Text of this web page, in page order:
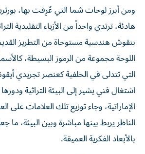
ومن أبرز لوحات شما التي عُرِفت بها،
هادئة، ترتدي واحداً من الأزياء التقليدية
بنقوش هندسية مستوحاة من التطريز
اللوحة مجموعة من الرموز البسيطة،
التي تتدلى في الخلفية كعنصر تجريدي
اشتغال فني يشير إلى البيئة التراثية
الإماراتية، وجاء توزيع تلك العلامات
الناظر يربط بينها مباشرة وبين البيئة، ما
بالأبعاد الفكرية العميقة.